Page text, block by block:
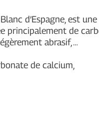
d’Espagne, est une
principalement de
abrasif,…
de calcium,